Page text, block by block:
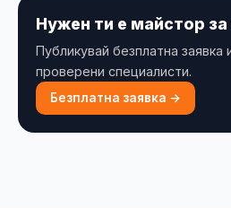
Нужен ти е майстор за
Публикувай безплатна
проверени специалисти.
Безплатна заявка →